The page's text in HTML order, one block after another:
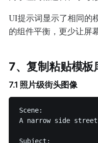
UI提示词显示了相同的
的组件平衡，更少让屏
7、复制粘贴模板
7.1 照片级街头图像
Scene:
A narrow side
Subject: